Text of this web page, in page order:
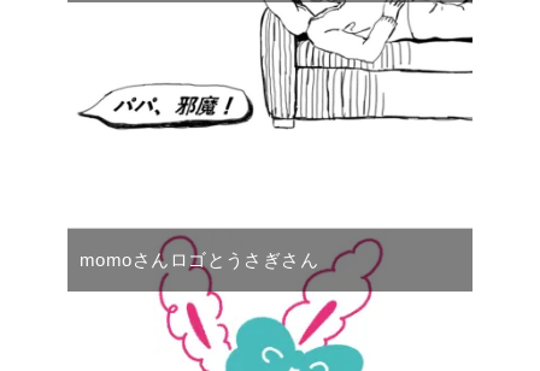
momoさんロゴとうさぎさん